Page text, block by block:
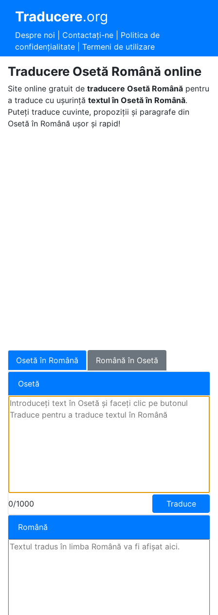
Traducere.org
Despre noi Contactaţi-ne| Politica de
confidențialitate| Termeni de utilizare
Traducere Osetă Română online
Site online gratuit de traducere Osetă Românăpentru
a traduce cu ușurință textul în Osetă în Română.
Puteți traduce cuvinte, propoziții și paragrafe din
Osetă în Română ușor și rapid!
Osetă în Română Română în Osetă
Osetă
0/1000 Traduce
Română